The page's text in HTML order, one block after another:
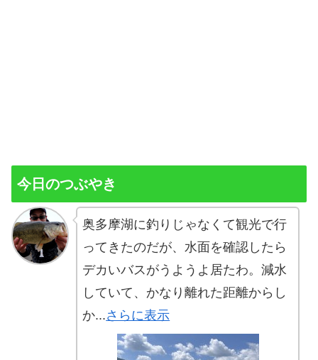
今日のつぶやき
奥多摩湖に釣りじゃなくて観光で行
ってきたのだが、水面を確認したら
デカいバスがうようよ居たわ。減水
していて、かなり離れた距離からし
か...さらに表示